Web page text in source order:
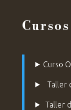
Cursos
⯈ Curso
⯈ Taller
⯈ Taller